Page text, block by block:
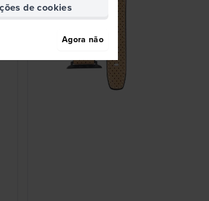
de cookies
Agora não